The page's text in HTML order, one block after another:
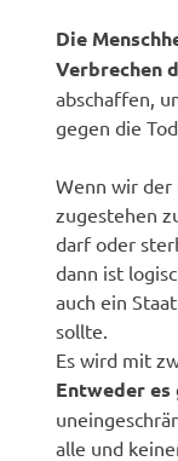
Die
Verbrechen
abschaffen,
gegen die
Wenn wir
zugestehen
darf oder
dann ist
auch ein
sollte.
Es wird mit
Entweder
alle und